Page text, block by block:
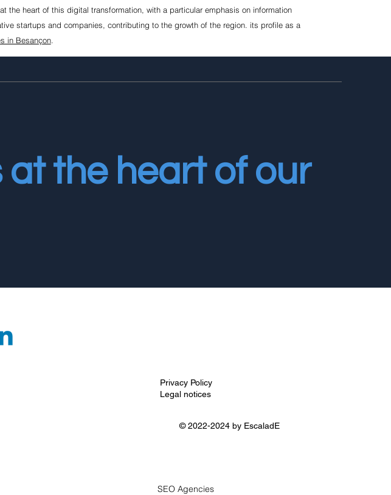
the heart of this digital transformation, with a particular emphasis on information
startups and companies, contributing to the growth of the region. its profile as a
in Besançon.
at the heart of our
Privacy Policy
Legal notices
© 2022-2024 by EscaladE
SEO Agencies